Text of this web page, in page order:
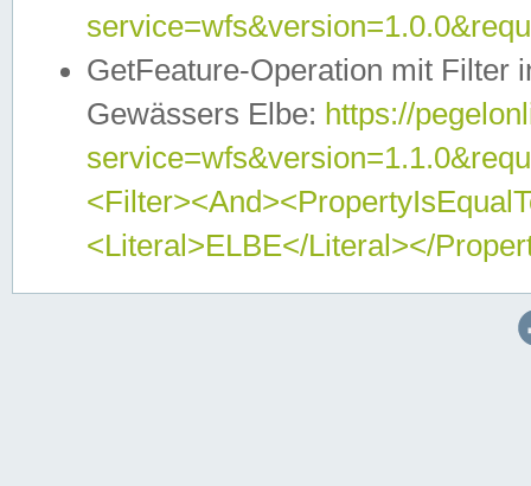
GetFeature-Operation mit Filter
Gewässers Elbe: https://
<Literal>ELBE</Literal></